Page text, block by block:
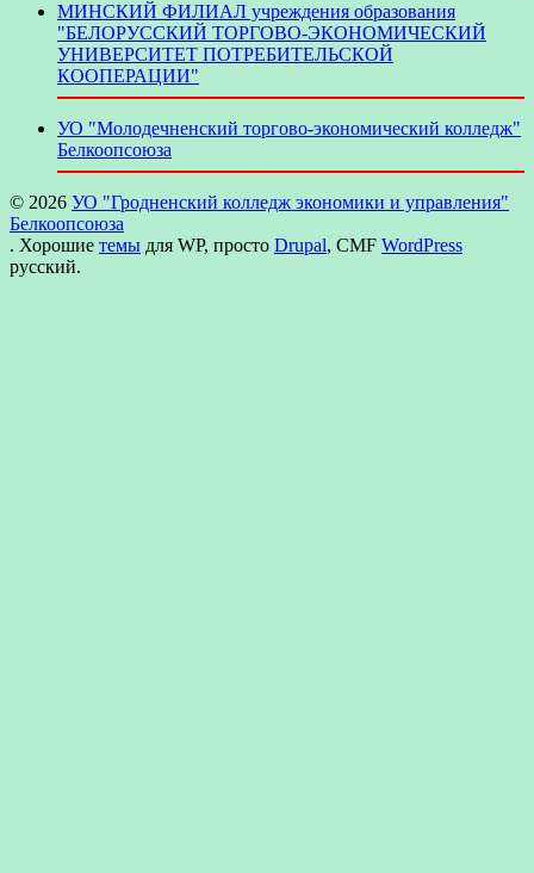
МИНСКИЙ ФИЛИАЛ учреждения образования
"БЕЛОРУССКИЙ ТОРГОВО-ЭКОНОМИЧЕСКИЙ
УНИВЕРСИТЕТ ПОТРЕБИТЕЛЬСКОЙ
КООПЕРАЦИИ"
УО "Молодечненский торгово-экономический колледж"
Белкоопсоюза
© 2026 УО "Гродненский колледж экономики и управления"
Белкоопсоюза
. Хорошие темы для WP, просто Drupal, CMF WordPress
русский.